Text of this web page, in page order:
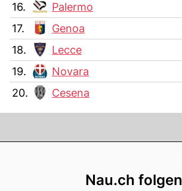
16.
Palermo
17.
Genoa
18.
Lecce
19.
Novara
20.
Cesena
Nau.ch folgen